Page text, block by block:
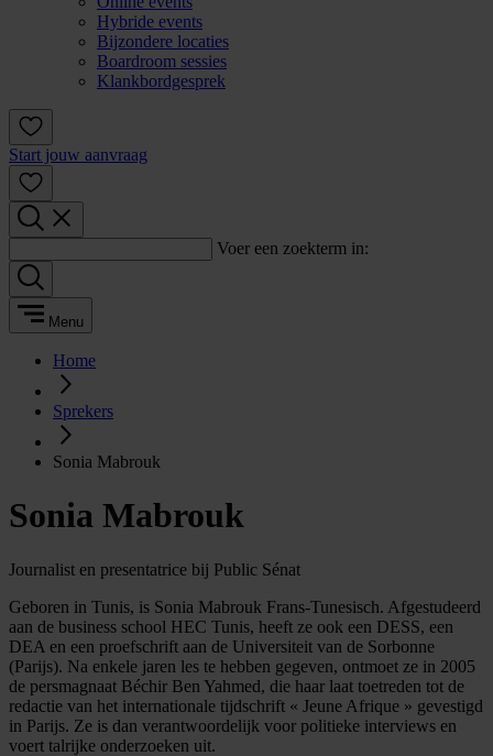
Hybride events
Bijzondere locaties
Boardroom sessies
Klankbordgesprek
Start jouw aanvraag
Voer een zoekterm in:
Menu
Home
Sprekers
Sonia Mabrouk
Sonia Mabrouk
Journalist en presentatrice bij Public Sénat
Geboren in Tunis, is Sonia Mabrouk Frans-Tunesisch. Afgestudeerd
aan de business school HEC Tunis, heeft ze ook een DESS, een
DEA en een proefschrift aan de Universiteit van de Sorbonne
(Parijs). Na enkele jaren les te hebben gegeven, ontmoet ze in 2005
de persmagnaat Béchir Ben Yahmed, die haar laat toetreden tot de
redactie van het internationale tijdschrift « Jeune Afrique » gevestigd
in Parijs. Ze is dan verantwoordelijk voor politieke interviews en
voert talrijke onderzoeken uit.